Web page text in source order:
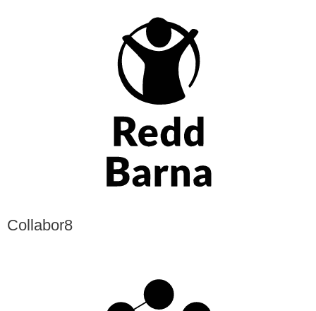
Collabor8